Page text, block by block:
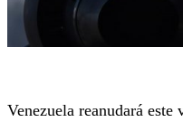
Venezuela reanudará